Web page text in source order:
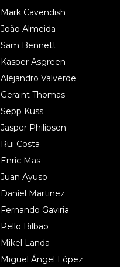
Mark Cavendish
João Almeida
Sam Bennett
Kasper Asgreen
Alejandro Valverde
Geraint Thomas
Sepp Kuss
Jasper Philipsen
Rui Costa
Enric Mas
Juan Ayuso
Daniel Martinez
Fernando Gaviria
Pello Bilbao
Mikel Landa
Miguel Ángel López